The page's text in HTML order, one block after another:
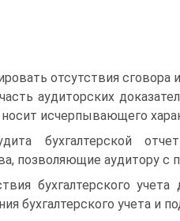
отсутствия
аудиторских
исчерпывающего
бухгалтерской
позволяющие аудитору
бухгалтерского
бухгалтерского учета и